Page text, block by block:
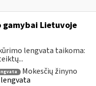
Lietuvoje
lengvata taikoma:
Mokesčių žinyno